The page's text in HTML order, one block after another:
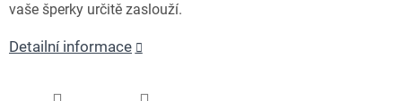
vaše šperky určitě zaslouží.
Detailní informace